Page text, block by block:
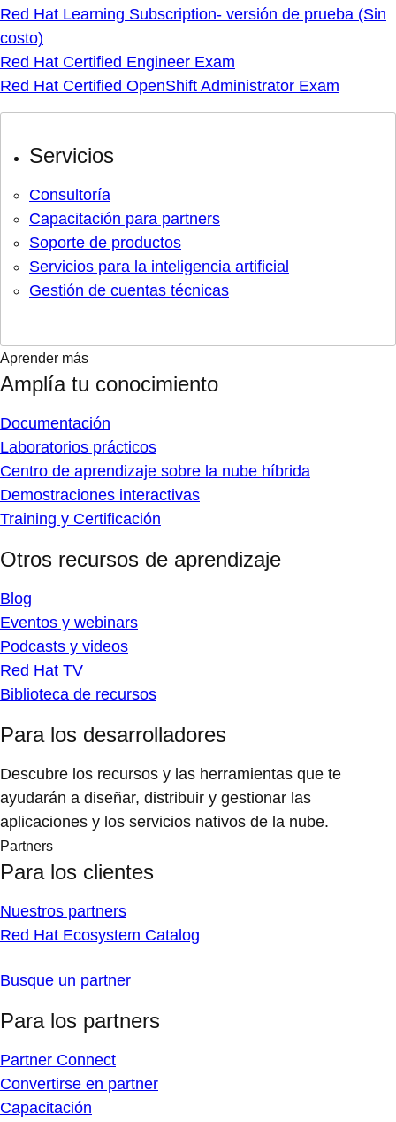
Red Hat Learning Subscription- versión de prueba (Sin
costo)
Red Hat Certified Engineer Exam
Red Hat Certified OpenShift Administrator Exam
Servicios
Consultoría
Capacitación para partners
Soporte de productos
Servicios para la inteligencia artificial
Gestión de cuentas técnicas
Aprender más
Amplía tu conocimiento
Documentación
Laboratorios prácticos
Centro de aprendizaje sobre la nube híbrida
Demostraciones interactivas
Training y Certificación
Otros recursos de aprendizaje
Blog
Eventos y webinars
Podcasts y videos
Red Hat TV
Biblioteca de recursos
Para los desarrolladores
Descubre los recursos y las herramientas que te
ayudarán a diseñar, distribuir y gestionar las
aplicaciones y los servicios nativos de la nube.
Partners
Para los clientes
Nuestros partners
Red Hat Ecosystem Catalog
Busque un partner
Para los partners
Partner Connect
Convertirse en partner
Capacitación